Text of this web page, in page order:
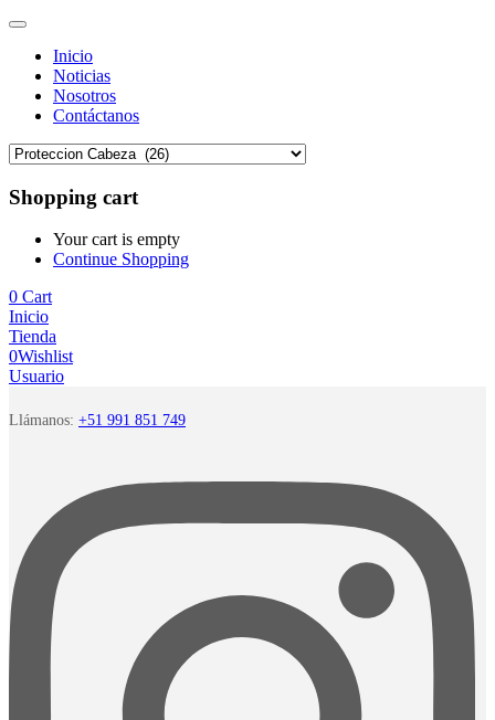
Inicio
Noticias
Nosotros
Contáctanos
Shopping cart
Your cart is empty
Continue Shopping
0 Cart
Inicio
Tienda
0Wishlist
Usuario
Llámanos: +51 991 851 749